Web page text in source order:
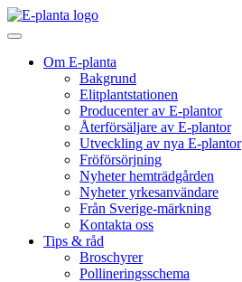
Hoppa till innehåll
Huvudnavigering
Om E-planta
Bakgrund
Elitplantstationen
Producenter av E-plantor
Återförsäljare av E-plantor
Utveckling av nya E-plantor
Fröförsörjning
Nyheter hemträdgården
Nyheter yrkesanvändare
Från Sverige-märkning
Kontakta oss
Tips & råd
Broschyrer
Pollineringsschema